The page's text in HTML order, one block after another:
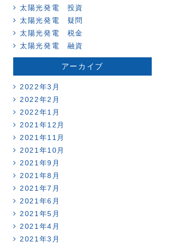
太陽光発電 投資
太陽光発電 疑問
太陽光発電 税金
太陽光発電 融資
アーカイブ
2022年3月
2022年2月
2022年1月
2021年12月
2021年11月
2021年10月
2021年9月
2021年8月
2021年7月
2021年6月
2021年5月
2021年4月
2021年3月